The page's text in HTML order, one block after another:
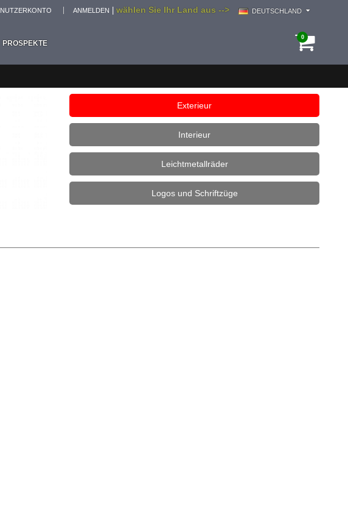
wählen Sie Ihr Land aus --> DEUTSCHLAND
ANMELDEN
0
PROSPEKTE
Exterieur
Interieur
Leichtmetallräder
Logos und Schriftzüge